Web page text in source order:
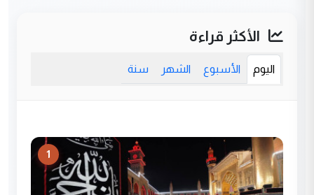
الأكثر قراءة
اليوم الأسبوع الشهر سنة
1